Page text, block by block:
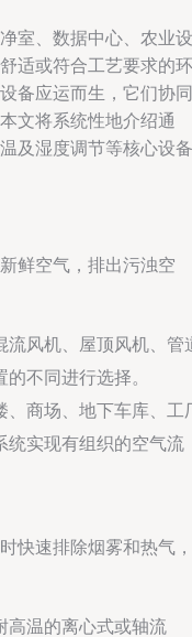
室、数据中心、农业设
适或符合工艺要求的环
备应运而生，它们协同
文将系统性地介绍通
及湿度调节等核心设备
鲜空气，排出污浊空
流风机、屋顶风机、管
不同进行选择。
、商场、地下车库、工
统实现有组织的空气流
快速排除烟雾和热气，
高温的离心式或轴流